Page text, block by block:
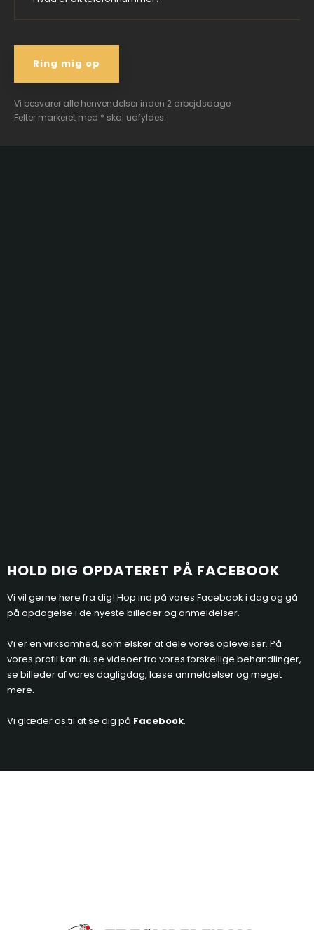
Vi besvarer alle henvendelser inden 2 arbejdsdage
Felter markeret med * skal udfyldes.​
HOLD D​IG OPDATERET PÅ FACEBOOK
Vi vil gerne høre fra dig! Hop ind på vores Facebook i dag og gå
på opdagelse i de nyeste billeder og anmeldelser.​
Vi er en virksomhed, som elsker at dele vores oplevelser. På
vores profil kan du se videoer fra vores forskellige behandlinger,
se billeder af vores dagligdag, læse anmeldelser og meget
mere.
Vi glæder os til at se dig på Facebook.​